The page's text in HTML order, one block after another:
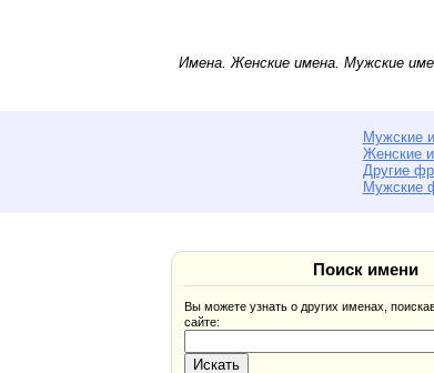
Имена.Женские имена.Мужские
Мужские
Женские
Другие
Мужские
Поиск имени
Вы можете узнать о других именах,
сайте: